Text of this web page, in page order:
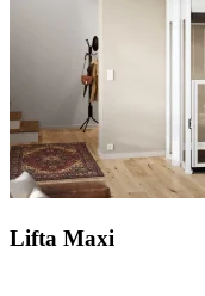
Lifta Maxi